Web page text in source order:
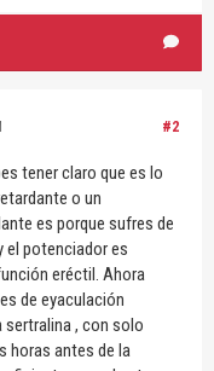
#2
tener claro que es lo
o un
es porque sufres de
el potenciador es
eréctil. Ahora
de eyaculación
sertralina , con solo
horas antes de la